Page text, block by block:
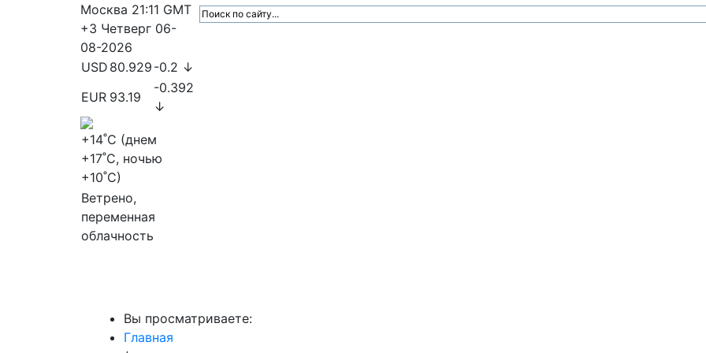
Москва 21:11 GMT
+3 Четверг 06-
08-2026
USD 80.929 -0.2 ↓
EUR 93.19
-0.392
↓
+14˚C (днем
+17˚C, ночью
+10˚C)
Ветрено,
переменная
облачность
Вы просматриваете:
Главная